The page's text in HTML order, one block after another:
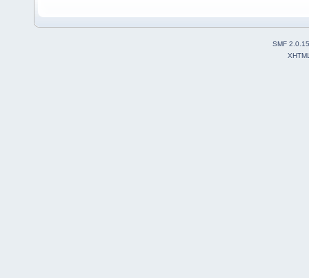
SMF 2.0.15